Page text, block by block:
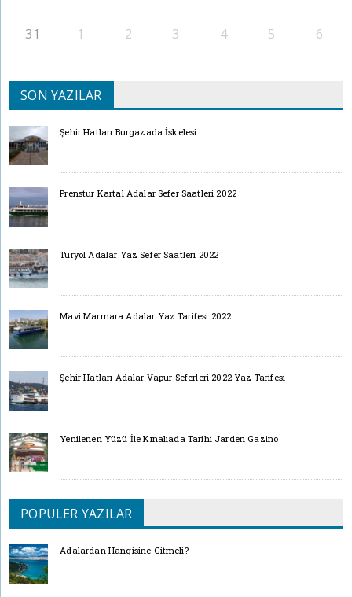
31 1 2 3 4 5 6
SON YAZILAR
Şehir Hatları Burgazada İskelesi
Prenstur Kartal Adalar Sefer Saatleri 2022
Turyol Adalar Yaz Sefer Saatleri 2022
Mavi Marmara Adalar Yaz Tarifesi 2022
Şehir Hatları Adalar Vapur Seferleri 2022 Yaz Tarifesi
Yenilenen Yüzü İle Kınalıada Tarihi Jarden Gazino
POPÜLER YAZILAR
Adalardan Hangisine Gitmeli?